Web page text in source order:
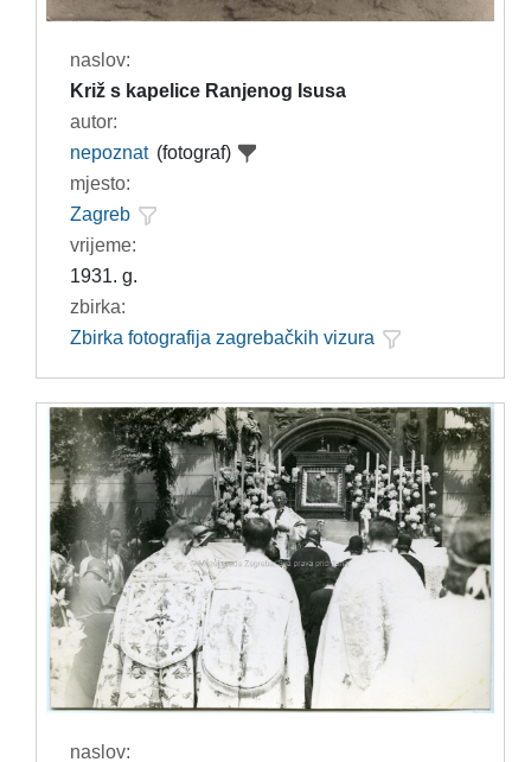
naslov:
Križ s kapelice Ranjenog Isusa
autor:
nepoznat (fotograf)
mjesto:
Zagreb
vrijeme:
1931. g.
zbirka:
Zbirka fotografija zagrebačkih vizura
naslov: